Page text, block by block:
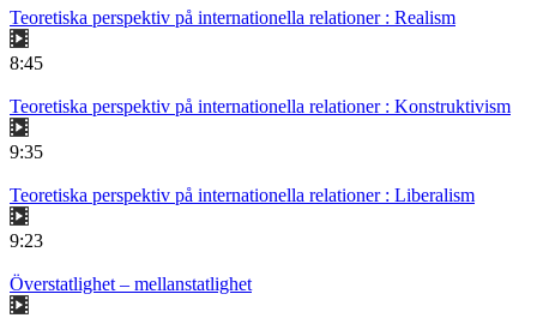
Teoretiska perspektiv på internationella relationer : Realism
8:45
Teoretiska perspektiv på internationella relationer : Konstruktivism
9:35
Teoretiska perspektiv på internationella relationer : Liberalism
9:23
Överstatlighet – mellanstatlighet